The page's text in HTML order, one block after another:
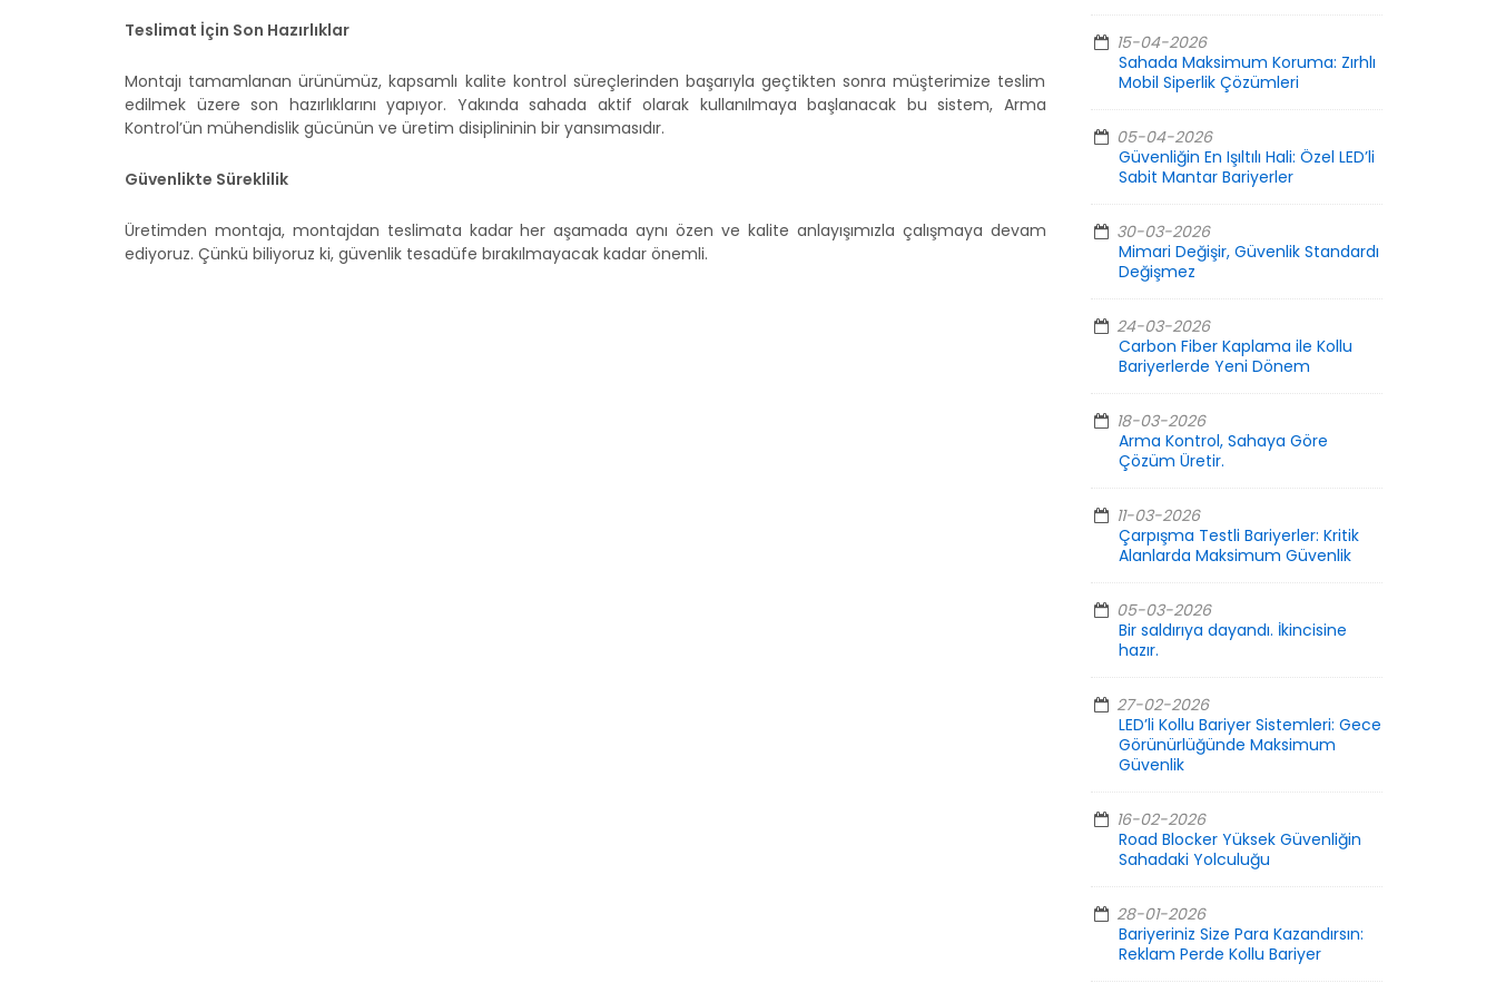
Teslimat İçin Son Hazırlıklar
Montajı tamamlanan ürünümüz, kapsamlı kalite kontrol süreçlerinden başarıyla geçtikten sonra müşterimize teslim
edilmek üzere son hazırlıklarını yapıyor. Yakında sahada aktif olarak kullanılmaya başlanacak bu sistem, Arma
Kontrol’ün mühendislik gücünün ve üretim disiplininin bir yansımasıdır.
Güvenlikte Süreklilik
Üretimden montaja, montajdan teslimata kadar her aşamada aynı özen ve kalite anlayışımızla çalışmaya devam
ediyoruz. Çünkü biliyoruz ki, güvenlik tesadüfe bırakılmayacak kadar önemli.
15-04-2026
Sahada Maksimum Koruma: Zırhlı
Mobil Siperlik Çözümleri
05-04-2026
Güvenliğin En Işıltılı Hali: Özel LED’li
Sabit Mantar Bariyerler
30-03-2026
Mimari Değişir, Güvenlik Standardı
Değişmez
24-03-2026
Carbon Fiber Kaplama ile Kollu
Bariyerlerde Yeni Dönem
18-03-2026
Arma Kontrol, Sahaya Göre
Çözüm Üretir.
11-03-2026
Çarpışma Testli Bariyerler: Kritik
Alanlarda Maksimum Güvenlik
05-03-2026
Bir saldırıya dayandı. İkincisine
hazır.
27-02-2026
LED’li Kollu Bariyer Sistemleri: Gece
Görünürlüğünde Maksimum
Güvenlik
16-02-2026
Road Blocker Yüksek Güvenliğin
Sahadaki Yolculuğu
28-01-2026
Bariyeriniz Size Para Kazandırsın:
Reklam Perde Kollu Bariyer